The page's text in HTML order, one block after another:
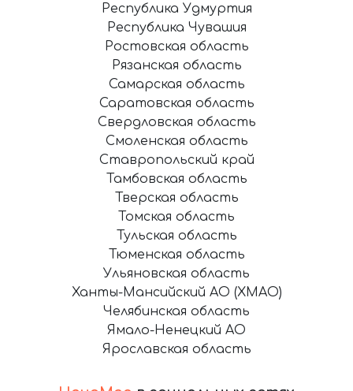
Республика Удмуртия
Республика Чувашия
Ростовская область
Рязанская область
Самарская область
Саратовская область
Свердловская область
Смоленская область
Ставропольский край
Тамбовская область
Тверская область
Томская область
Тульская область
Тюменская область
Ульяновская область
Ханты-Мансийский АО (ХМАО)
Челябинская область
Ямало-Ненецкий АО
Ярославская область